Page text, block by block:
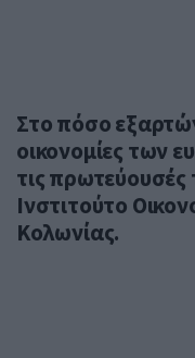
Στο πόσο
οικονομίες των
τις
Ινστιτούτο
Κολωνίας.